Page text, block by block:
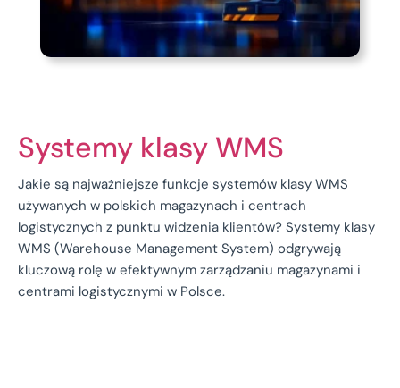
Systemy klasy WMS
Jakie są najważniejsze funkcje systemów klasy WMS
używanych w polskich magazynach i centrach
logistycznych z punktu widzenia klientów? Systemy klasy
WMS (Warehouse Management System) odgrywają
kluczową rolę w efektywnym zarządzaniu magazynami i
centrami logistycznymi w Polsce.